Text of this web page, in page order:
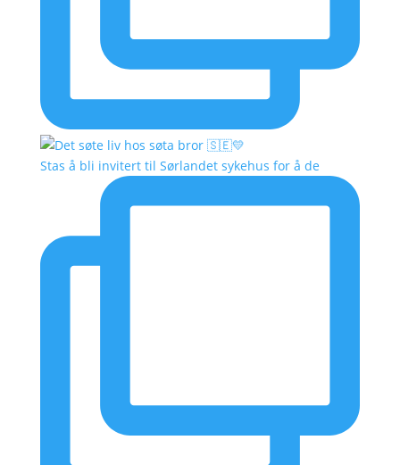
Stas å bli invitert til Sørlandet sykehus for å de